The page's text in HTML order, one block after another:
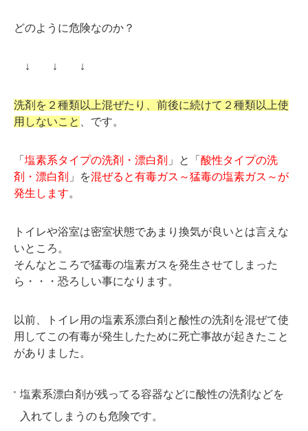
どのように危険なのか？
↓ ↓ ↓
洗剤を２種類以上混ぜたり、前後に続けて２種類以上使
用しないこと
、です。
「 塩素系タイプの洗剤・漂白剤 」と「 酸性タイプの洗
剤・漂白剤 」を混ぜると有毒ガス～猛毒の塩素ガス～が
発生します。
トイレや浴室は密室状態であまり換気が良いとは言えな
いところ。
そんなところで猛毒の塩素ガスを発生させてしまった
ら・・・恐ろしい事になります。
以前、トイレ用の塩素系漂白剤と酸性の洗剤を混ぜて使
用してこの有毒が発生したために死亡事故が起きたこと
がありました。
塩素系漂白剤が残ってる容器などに酸性の洗剤などを
入れてしまうのも危険です。